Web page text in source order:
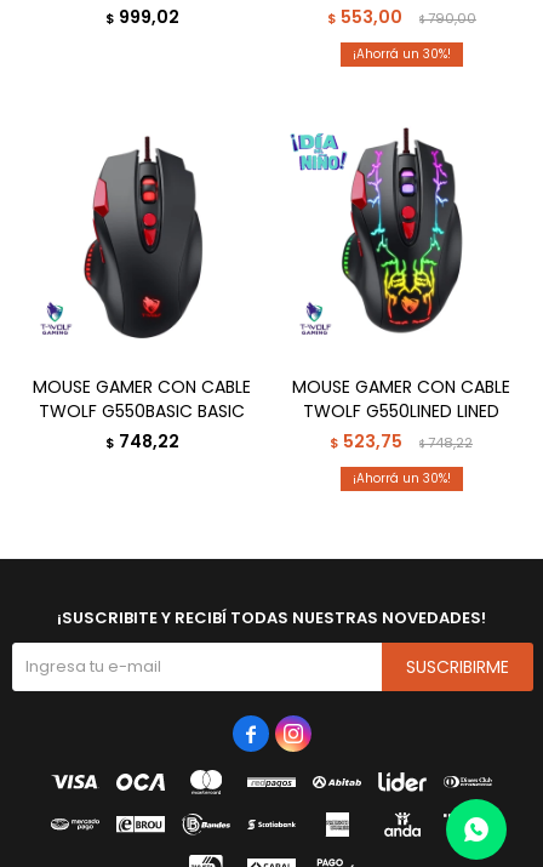
$ 999,02 $ 553,00 $790,00
30
MOUSE GAMER CON CABLE
TWOLF G550BASIC BASIC
$ 748,22
MOUSE GAMER CON CABLE
TWOLF G550LINED LINED
$ 523,75 $748,22
30
¡SUSCRIBITE Y RECIBÍ TODAS NUESTRAS NOVEDADES!
SUSCRIBIRME
 